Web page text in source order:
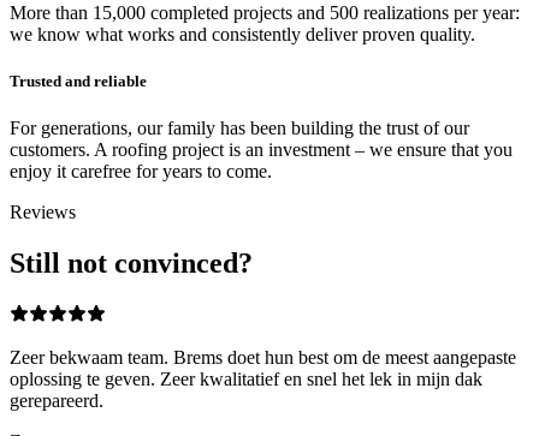
More than 15,000 completed projects and 500 realizations per year:
we know what works and consistently deliver proven quality.
Trusted and reliable
For generations, our family has been building the trust of our
customers. A roofing project is an investment – we ensure that you
enjoy it carefree for years to come.
Reviews
Still not convinced?
Zeer bekwaam team. Brems doet hun best om de meest aangepaste
oplossing te geven. Zeer kwalitatief en snel het lek in mijn dak
gerepareerd.